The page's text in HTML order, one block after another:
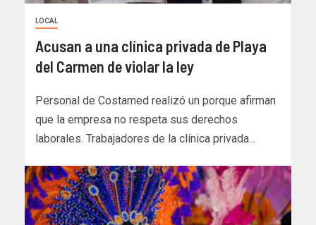
LOCAL
Acusan a una clínica privada de Playa
del Carmen de violar la ley
Personal de Costamed realizó un porque afirman
que la empresa no respeta sus derechos
laborales. Trabajadores de la clínica privada...